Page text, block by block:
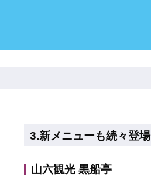
3.新メニューも続々登場
山六観光 黒船亭